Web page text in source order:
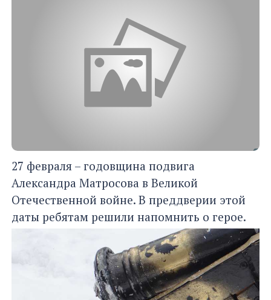
27 февраля – годовщина подвига
Александра Матросова в Великой
Отечественной войне. В преддверии этой
даты ребятам решили напомнить о герое.